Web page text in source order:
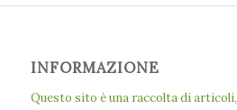
INFORMAZIONE
Questo sito è una raccolta di